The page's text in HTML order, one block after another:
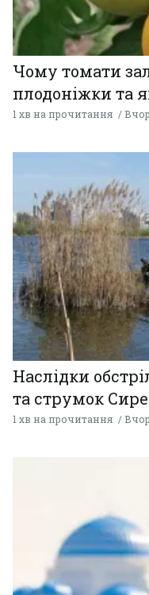
Чому томати
плодоніжки та
1 хв на прочитання
Наслідки
та струмок
1 хв на прочитання